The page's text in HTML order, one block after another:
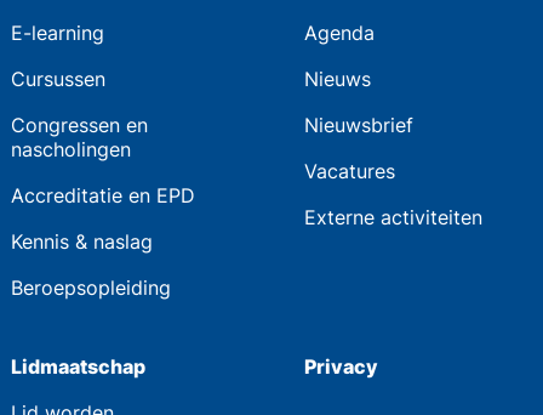
E-learning
Cursussen
Congressen en
nascholingen
Accreditatie en EPD
Kennis & naslag
Beroepsopleiding
Agenda
Nieuws
Nieuwsbrief
Vacatures
Externe activiteiten
Lidmaatschap
Privacy